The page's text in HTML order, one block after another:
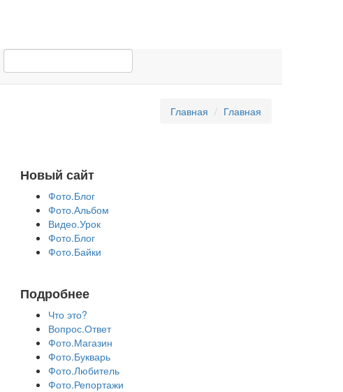
Главная Главная
Новый сайт
Фото.Блог
Фото.Альбом
Видео.Урок
Фото.Блог
Фото.Байки
Подробнее
Что это?
Вопрос.Ответ
Фото.Магазин
Фото.Букварь
Фото.Любитель
Фото.Репортажи